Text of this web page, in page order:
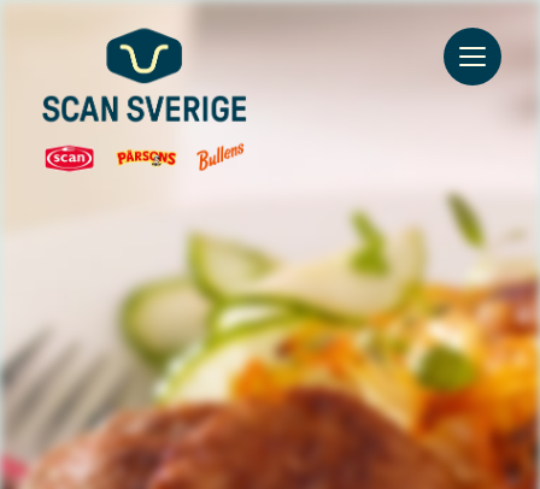
Go to main content